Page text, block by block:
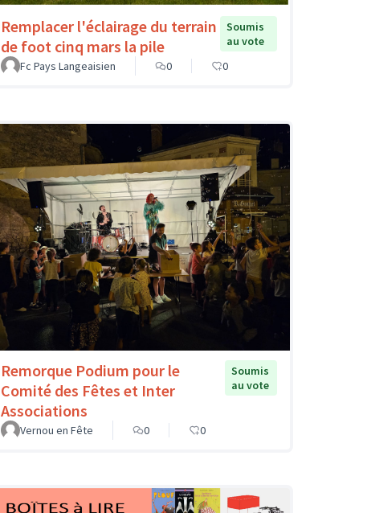
Remplacer l'éclairage du terrain
de foot cinq mars la pile
Soumis
au vote
Fc Pays Langeaisien
0 0
Remorque Podium pour le
Comité des Fêtes et Inter
Associations
Soumis
au vote
Vernou en Fête 0 0